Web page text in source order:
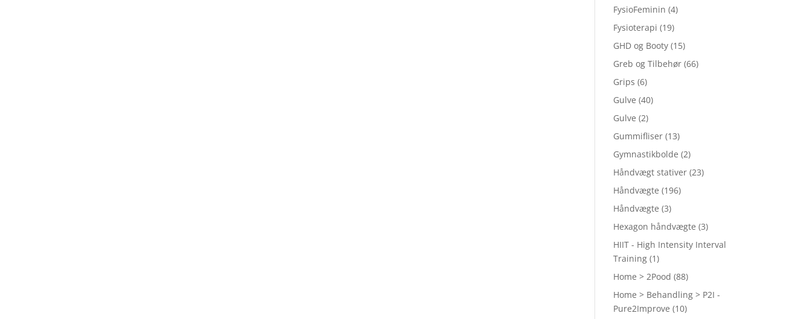
FysioFeminin (4)
Fysioterapi (19)
GHD og Booty (15)
Greb og Tilbehør (66)
Grips (6)
Gulve (40)
Gulve (2)
Gummifliser (13)
Gymnastikbolde (2)
Håndvægt stativer (23)
Håndvægte (196)
Håndvægte (3)
Hexagon håndvægte (3)
HIIT - High Intensity Interval
Training (1)
Home > 2Pood (88)
Home > Behandling > P2I -
Pure2Improve (10)